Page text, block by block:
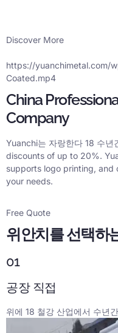
Discover More
https://yuanchimetal.com/
Coated.mp4
China
Company
Yuanchi는 자랑한다 18 수년
discounts of up to 20%.
supports logo printing, and
your needs.
Free Quote
위안치를 선택하
01
공장 직접
위에 18 철강 산업에서 수년